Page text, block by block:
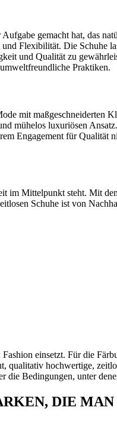
gemacht hat, das
Flexibilität. Die Schuhe
und Qualität zu
Praktiken.
mit maßgeschneiderten
mühelos luxuriösen
Engagement für Qualität
im Mittelpunkt steht. Mit
Schuhe ist von
einsetzt. Für die
qualitativ hochwertige,
Bedingungen, unter
DIE MAN